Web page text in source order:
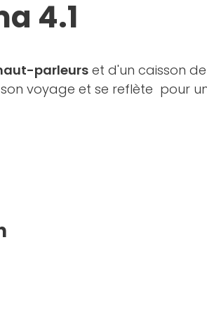
4.1
parleurset d'un caisson
son voyage et se reflète pour